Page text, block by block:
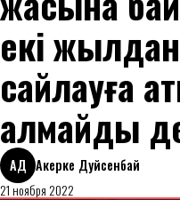
екі
сайлауға
алмайды
АД Акерке Дуйсенбай
21 ноября 2022